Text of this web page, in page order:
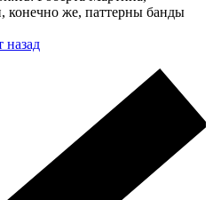
конечно же, паттерны банды
назад